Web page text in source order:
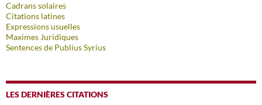
Cadrans solaires
Citations latines
Expressions usuelles
Maximes Juridiques
Sentences de Publius Syrius
LES DERNIÈRES CITATIONS